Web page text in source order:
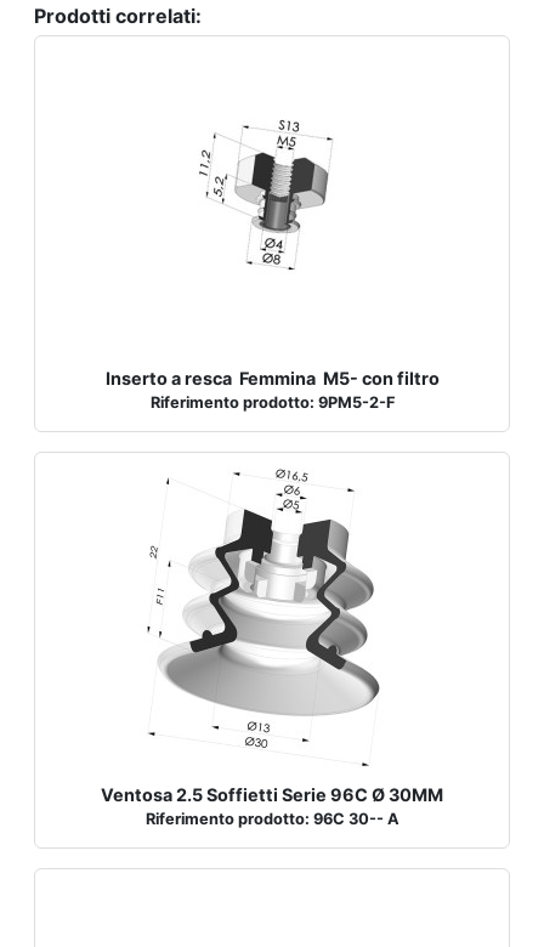
Prodotti correlati:
Inserto a resca Femmina M5- con filtro
Riferimento prodotto: 9PM5-2-F
Ventosa 2.5 Soffietti Serie 96C Ø 30MM
Riferimento prodotto: 96C 30-- A